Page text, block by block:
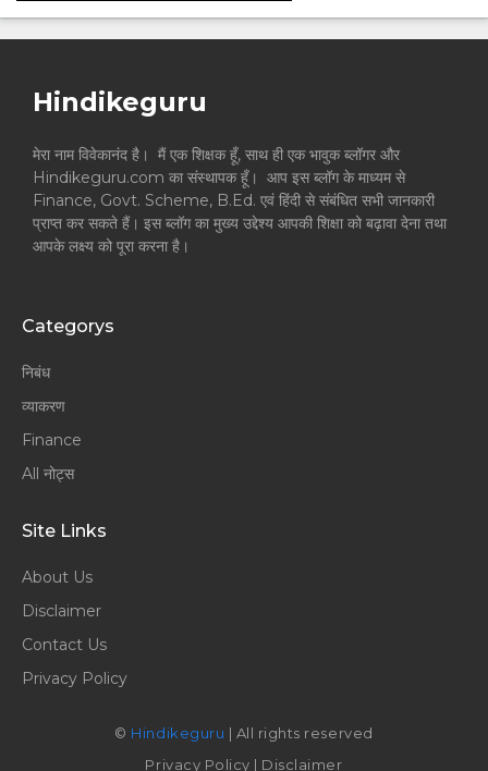
Hindikeguru
मेरा नाम विवेकानंद है। मैं एक शिक्षक हूँ, साथ ही एक भावुक ब्लॉगर और
Hindikeguru.com का संस्थापक हूँ। आप इस ब्लॉग के माध्यम से
Finance, Govt. Scheme, B.Ed. एवं हिंदी से संबंधित सभी जानकारी
प्राप्त कर सकते हैं। इस ब्लॉग का मुख्य उद्देश्य आपकी शिक्षा को बढ़ावा देना तथा
आपके लक्ष्य को पूरा करना है।
Categorys
निबंध
व्याकरण
Finance
All नोट्स
Site Links
About Us
Disclaimer
Contact Us
Privacy Policy
© Hindikeguru | All rights reserved
Privacy Policy | Disclaimer